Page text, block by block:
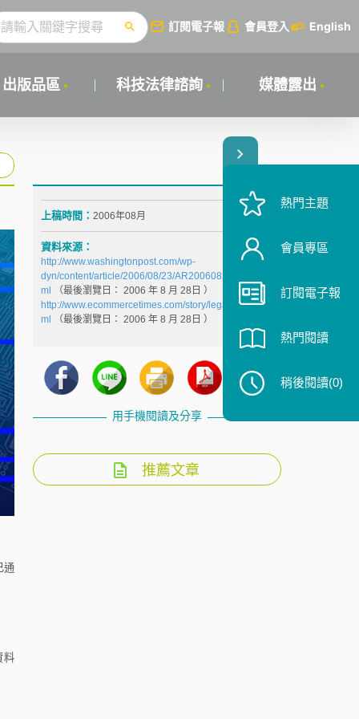
訂閱電子報 會員登入 English
出版品區 科技法律諮詢 媒體露出
通
料
上稿時間： 2006年08月
資料來源：
http://www.washingtonpost.com/wp-
dyn/content/article/2006/08/23/AR2006082301683.ht
ml
（最後瀏覽日： 2006 年8 月 28 日 ）
http://www.ecommercetimes.com/story/legal/52600.ht
ml
（最後瀏覽日： 2006 年8 月 28 日 ）
用手機閱讀及分享
推薦文章
熱門主題
會員專區
訂閱電子報
熱門閱讀
稍後閱讀(0)